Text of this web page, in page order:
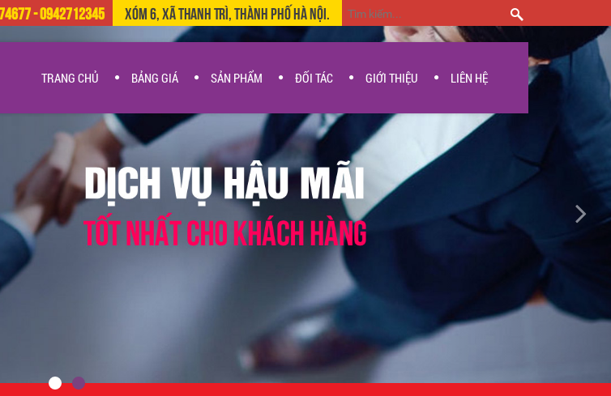
Xóm 6, Xã Thanh Trì, Thành Phố Hà Nội.
- 0942712345
TRANG CHỦ BẢNG GIÁ SẢN PHẨM ĐỐI TÁC GIỚI THIỆU LIÊN HỆ